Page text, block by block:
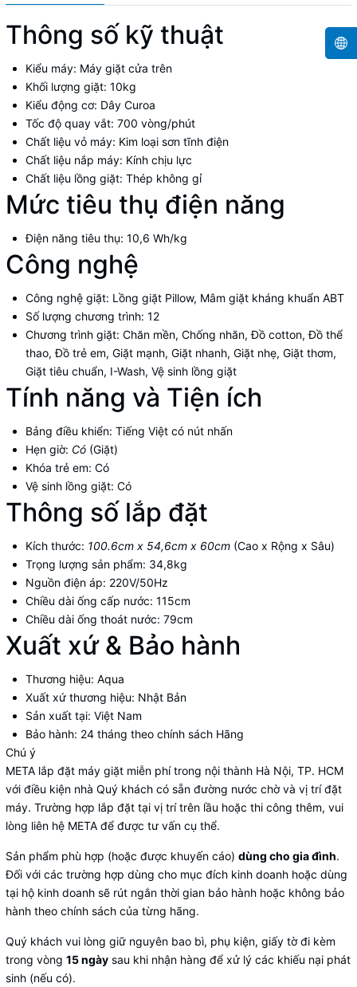
Thông số kỹ thuật
Kiểu máy: Máy giặt cửa trên
Khối lượng giặt: 10kg
Kiểu động cơ: Dây Curoa
Tốc độ quay vắt: 700 vòng/phút
Chất liệu vỏ máy: Kim loại sơn tĩnh điện
Chất liệu nắp máy: Kính chịu lực
Chất liệu lồng giặt: Thép không gỉ
Mức tiêu thụ điện năng
Điện năng tiêu thụ: 10,6 Wh/kg
Công nghệ
Công nghệ giặt: Lồng giặt Pillow, Mâm giặt kháng khuẩn ABT
Số lượng chương trình: 12
Chương trình giặt: Chăn mền, Chống nhăn, Đồ cotton, Đồ thể
thao, Đồ trẻ em, Giặt mạnh, Giặt nhanh, Giặt nhẹ, Giặt thơm,
Giặt tiêu chuẩn, I-Wash, Vệ sinh lồng giặt
Tính năng và Tiện ích
Bảng điều khiển: Tiếng Việt có nút nhấn
Hẹn giờ: Có (Giặt)
Khóa trẻ em: Có
Vệ sinh lồng giặt: Có
Thông số lắp đặt
Kích thước: 100.6cm x 54,6cm x 60cm (Cao x Rộng x Sâu)
Trọng lượng sản phẩm: 34,8kg
Nguồn điện áp: 220V/50Hz
Chiều dài ống cấp nước: 115cm
Chiều dài ống thoát nước: 79cm
Xuất xứ & Bảo hành
Thương hiệu: Aqua
Xuất xứ thương hiệu: Nhật Bản
Sản xuất tại: Việt Nam
Bảo hành: 24 tháng theo chính sách Hãng
Chú ý
META lắp đặt máy giặt miễn phí trong nội thành Hà Nội, TP. HCM
với điều kiện nhà Quý khách có sẵn đường nước chờ và vị trí đặt
máy. Trường hợp lắp đặt tại vị trí trên lầu hoặc thi công thêm, vui
lòng liên hệ META để được tư vấn cụ thể.
Sản phẩm phù hợp (hoặc được khuyến cáo) dùng cho gia đình.
Đối với các trường hợp dùng cho mục đích kinh doanh hoặc dùng
tại hộ kinh doanh sẽ rút ngắn thời gian bảo hành hoặc không bảo
hành theo chính sách của từng hãng.
Quý khách vui lòng giữ nguyên bao bì, phụ kiện, giấy tờ đi kèm
trong vòng 15 ngày sau khi nhận hàng để xử lý các khiếu nại phát
sinh (nếu có).